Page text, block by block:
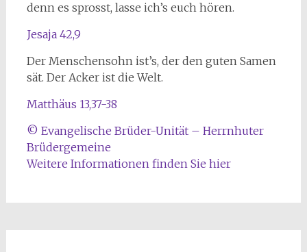
denn es sprosst, lasse ich’s euch hören.
Jesaja 42,9
Der Menschensohn ist’s, der den guten Samen
sät. Der Acker ist die Welt.
Matthäus 13,37-38
© Evangelische Brüder-Unität – Herrnhuter
Brüdergemeine
Weitere Informationen finden Sie hier